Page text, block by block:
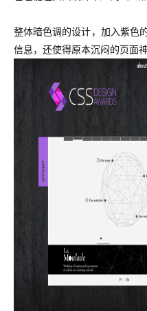
整体暗色调的设计，加入紫色
信息，还使得原本沉闷的页面